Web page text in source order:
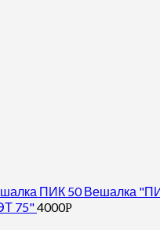
Вешалка
75"4000Р